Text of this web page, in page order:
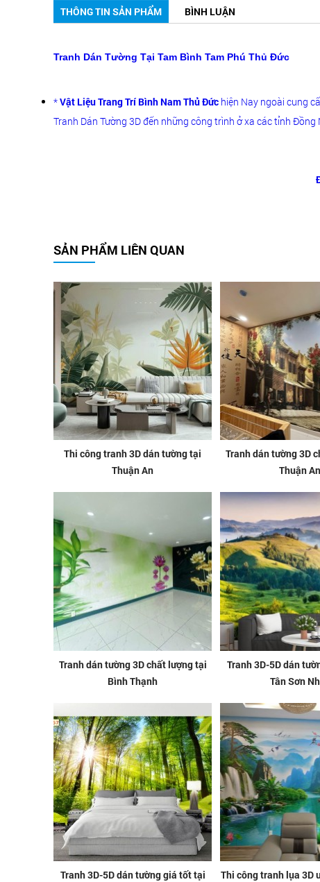
THÔNG TIN SẢN PHẨM BÌNH LUẬN
Tranh Dán Tường Tại Tam Bình Tam Phú Thủ Đức
*Vật Liệu Trang Trí Bình Nam Thủ Đức hiện Nay ngoài cung
Tranh Dán Tường 3D đến những công trình ở xa các tỉnh
SẢN PHẨM LIÊN QUAN
Thi công tranh 3D dán tường tại
Thuận An
Tranh dán tường 3D
Thuận An
Tranh dán tường 3D chất lượng tại
Bình Thạnh
Tranh 3D-5D dán
Tân Sơn
Tranh 3D-5D dán tường giá tốt tại
Thi công tranh lụa 3D